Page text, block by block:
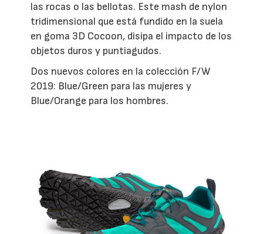
las rocas o las bellotas. Este mash de nylon
tridimensional que está fundido en la suela
en goma 3D Cocoon, disipa el impacto de los
objetos duros y puntiagudos.
Dos nuevos colores en la colección F/W
2019: Blue/Green para las mujeres y
Blue/Orange para los hombres.